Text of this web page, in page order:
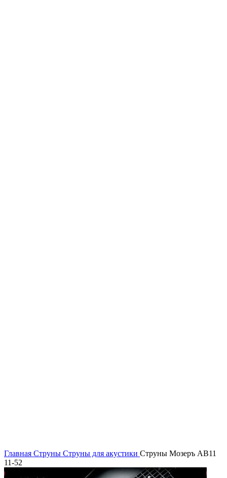
Главная Струны Струны для акустики Струны Мозеръ AB11
11-52